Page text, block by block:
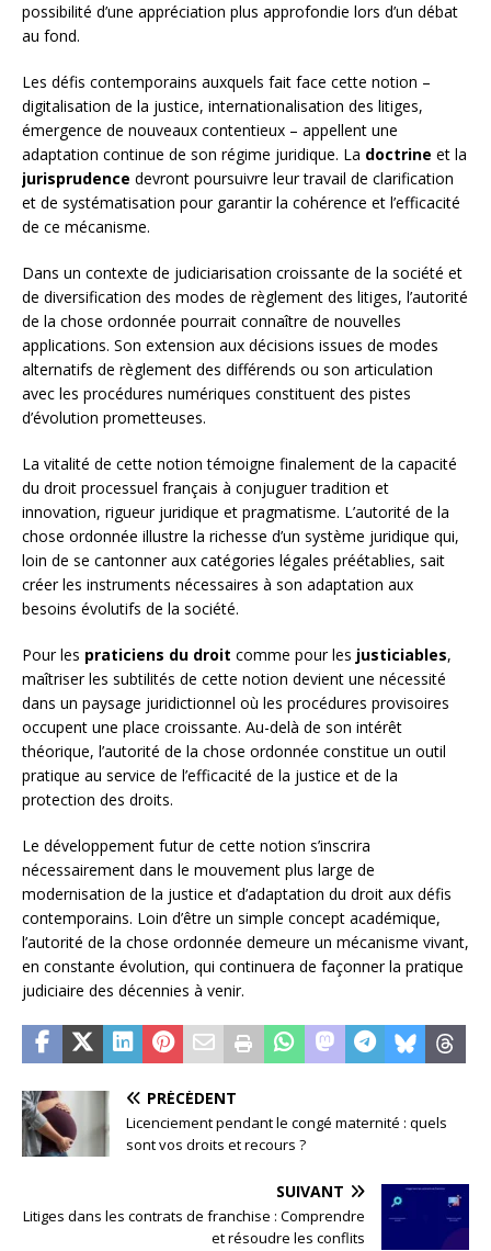
possibilité d’une appréciation plus approfondie lors d’un débat
au fond.
Les défis contemporains auxquels fait face cette notion –
digitalisation de la justice, internationalisation des litiges,
émergence de nouveaux contentieux – appellent une
adaptation continue de son régime juridique. La doctrine et la
jurisprudence devront poursuivre leur travail de clarification
et de systématisation pour garantir la cohérence et l’efficacité
de ce mécanisme.
Dans un contexte de judiciarisation croissante de la société et
de diversification des modes de règlement des litiges, l’autorité
de la chose ordonnée pourrait connaître de nouvelles
applications. Son extension aux décisions issues de modes
alternatifs de règlement des différends ou son articulation
avec les procédures numériques constituent des pistes
d’évolution prometteuses.
La vitalité de cette notion témoigne finalement de la capacité
du droit processuel français à conjuguer tradition et
innovation, rigueur juridique et pragmatisme. L’autorité de la
chose ordonnée illustre la richesse d’un système juridique qui,
loin de se cantonner aux catégories légales préétablies, sait
créer les instruments nécessaires à son adaptation aux
besoins évolutifs de la société.
Pour les praticiens du droit comme pour les justiciables,
maîtriser les subtilités de cette notion devient une nécessité
dans un paysage juridictionnel où les procédures provisoires
occupent une place croissante. Au-delà de son intérêt
théorique, l’autorité de la chose ordonnée constitue un outil
pratique au service de l’efficacité de la justice et de la
protection des droits.
Le développement futur de cette notion s’inscrira
nécessairement dans le mouvement plus large de
modernisation de la justice et d’adaptation du droit aux défis
contemporains. Loin d’être un simple concept académique,
l’autorité de la chose ordonnée demeure un mécanisme vivant,
en constante évolution, qui continuera de façonner la pratique
judiciaire des décennies à venir.
PRÉCÉDENT
Licenciement pendant le congé maternité : quels
sont vos droits et recours ?
SUIVANT
Litiges dans les contrats de franchise : Comprendre
et résoudre les conflits